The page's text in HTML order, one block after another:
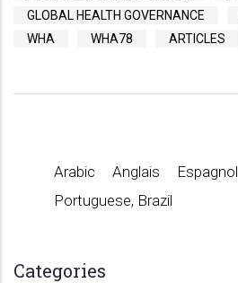
GLOBAL HEALTH GOVERNANCE
WHA
WHA78 ARTICLES
Arabic Anglais Espagnol
Portuguese, Brazil
Categories